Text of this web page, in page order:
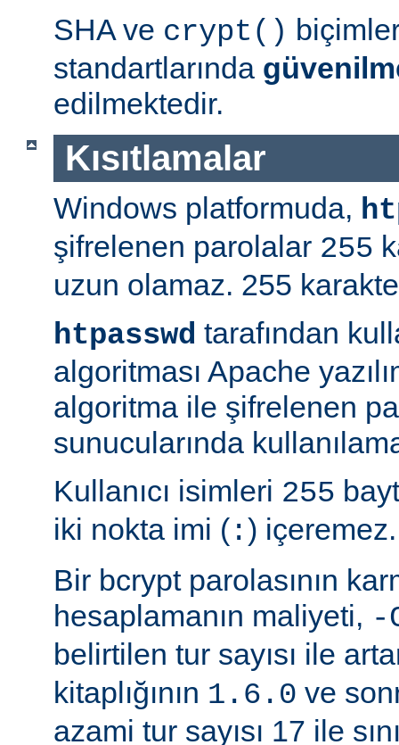
SHA ve crypt()
standartlarında
edilmektedir.
Kısıtlamalar
Windows platformuda,
şifrelenen parolalar 255
uzun olamaz. 255
htpasswd tarafından
algoritması Apache
algoritma ile şifrelenen
sunucularında
Kullanıcı isimleri 255
iki nokta imi ( :) içeremez.
Bir bcrypt parolasının
hesaplamanın maliyeti, -
belirtilen tur sayısı ile
kitaplığının 1.6.0 ve
azami tur sayısı 17 ile